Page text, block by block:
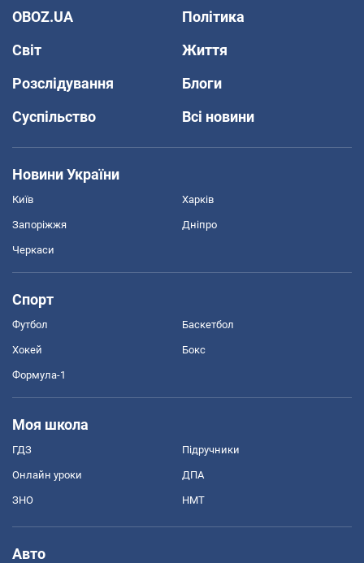
OBOZ.UA
Політика
Світ
Життя
Розслідування
Блоги
Суспільство
Всі новини
Новини України
Київ Харків
Запоріжжя Дніпро
Черкаси
Спорт
Футбол Баскетбол
Хокей Бокс
Формула-1
Моя школа
ГДЗ Підручники
Онлайн уроки ДПА
ЗНО НМТ
Авто